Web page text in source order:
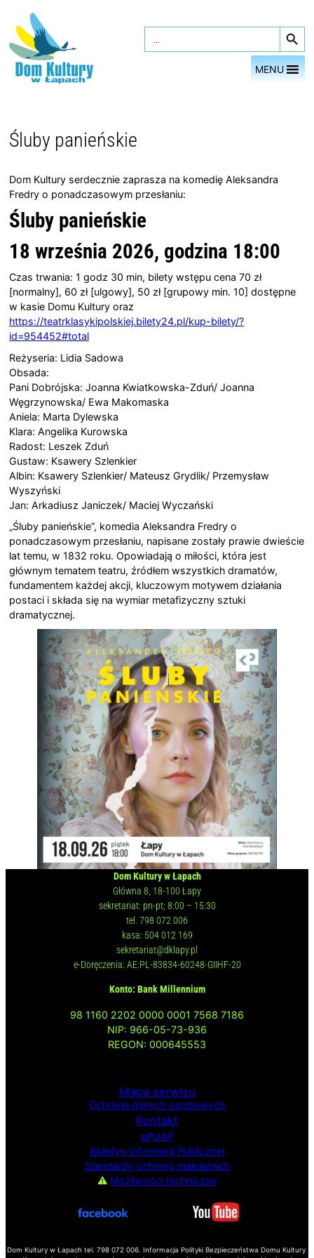
Przejdź
do
treści
Search
for:
Search Button
MENU
Śluby panieńskie
Dom Kultury serdecznie zaprasza na komedię Aleksandra
Fredry o ponadczasowym przesłaniu:
Śluby panieńskie
18 września 2026, godzina 18:00
Czas trwania: 1 godz 30 min, bilety wstępu cena 70 zł
[normalny], 60 zł [ulgowy], 50 zł [grupowy min. 10] dostępne
w kasie Domu Kultury oraz
https://teatrklasykipolskiej.bilety24.pl/kup-bilety/?
id=954452#total
Reżyseria: Lidia Sadowa
Obsada:
Pani Dobrójska: Joanna Kwiatkowska-Zduń/ Joanna
Węgrzynowska/ Ewa Makomaska
Aniela: Marta Dylewska
Klara: Angelika Kurowska
Radost: Leszek Zduń
Gustaw: Ksawery Szlenkier
Albin: Ksawery Szlenkier/ Mateusz Grydlik/ Przemysław
Wyszyński
Jan: Arkadiusz Janiczek/ Maciej Wyczański
„Śluby panieńskie”, komedia Aleksandra Fredry o
ponadczasowym przesłaniu, napisane zostały prawie dwieście
lat temu, w 1832 roku. Opowiadają o miłości, która jest
głównym tematem teatru, źródłem wszystkich dramatów,
fundamentem każdej akcji, kluczowym motywem działania
postaci i składa się na wymiar metafizyczny sztuki
dramatycznej.
Dom Kultury w Łapach
Główna 8, 18-100 Łapy
sekretariat: pn-pt; 8:00 – 15:30
tel. 798 072 006
kasa: 504 012 169
sekretariat@dklapy.pl
e-Doręczenia: AE:PL-83834-60248-GIIHF-20
Konto: Bank Millennium
98 1160 2202 0000 0001 7568 7186
NIP: 966-05-73-936
REGON: 000645553
Mapa serwisu
Ochrona danych osobowych
Kontakt
ePUAP
Biuletyn Informacji Publicznej
Standardy ochrony małoletnich
⚠ Możliwości techniczne
Dom Kultury w Łapach tel. 798 072 006. Informacja Polityki Bezpieczeństwa Domu Kultury.